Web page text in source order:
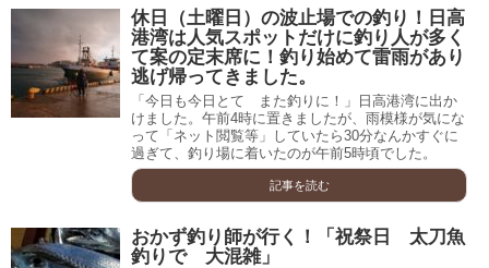
休日（土曜日）の波止場での釣り！日高
港湾は人気スポットだけに釣り人が多く
て案の定末席に！釣り始めて雷雨があり
逃げ帰ってきました。
「今日も今日とて また釣りに！」日高港湾に出か
けました。午前4時に置きましたが、雨模様が気にな
って「ネット閲覧等」していたら30分なんかすぐに
過ぎて、釣り場に着いたのが午前5時頃でした。
記事を読む
おかず釣り師が行く！「祝祭日 太刀魚
釣りで 大混雑」